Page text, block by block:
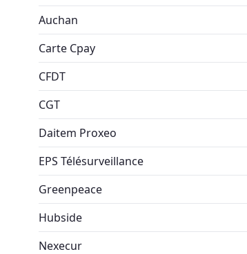
Auchan
Carte Cpay
CFDT
CGT
Daitem Proxeo
EPS Télésurveillance
Greenpeace
Hubside
Nexecur